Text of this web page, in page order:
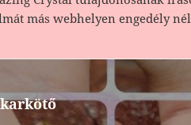
más webhelyen engedély